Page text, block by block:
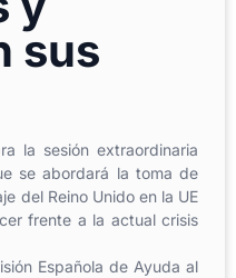
sus
la sesión extraordinaria
se abordará la toma de
del Reino Unido en la UE
frente a la actual crisis
Española de Ayuda al